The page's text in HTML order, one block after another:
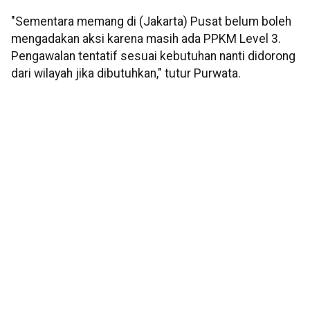
"Sementara memang di (Jakarta) Pusat belum boleh
mengadakan aksi karena masih ada PPKM Level 3.
Pengawalan tentatif sesuai kebutuhan nanti didorong
dari wilayah jika dibutuhkan," tutur Purwata.